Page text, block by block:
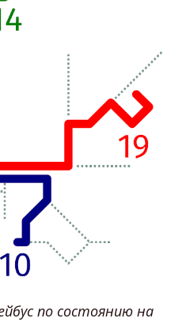
по состоянию на